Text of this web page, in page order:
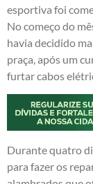
esportiva foi
No começo do
havia decidido
praça, após um
furtar cabos
Durante quatro
para fazer os